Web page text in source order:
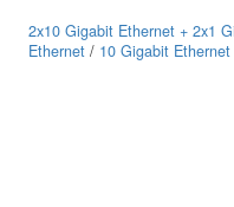
2x10 Gigabit Ethernet + 2x1
Ethernet / 10 Gigabit Ethernet